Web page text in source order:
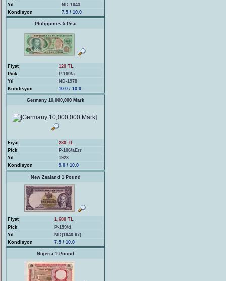
Yıl
ND-1943
Kondisyon
7.5 / 10.0
Philippines 5 Piso
Fiyat
120 TL
Pick
P-160/a
Yıl
ND-1978
Kondisyon
10.0 / 10.0
Germany 10,000,000 Mark
Fiyat
230 TL
Pick
P-106/aErr
Yıl
1923
Kondisyon
9.0 / 10.0
New Zealand 1 Pound
Fiyat
1,600 TL
Pick
P-159/d
Yıl
ND(1940-67)
Kondisyon
7.5 / 10.0
Nigeria 1 Pound